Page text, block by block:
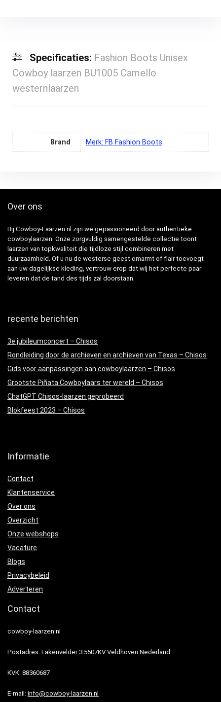
Specificaties: Fashion Boots Unisex
Cowboy laarzen BU1005 Camello
westernlaarzen
Brand Merk: FB Fashion Boots
Over ons
Bij Cowboy-Laarzen.nl zijn we gepassioneerd door authentieke
cowboylaarzen. Onze zorgvuldig samengestelde collectie toont
laarzen van topkwaliteit die tijdloze stijl combineren met
duurzaamheid. Of u nu de westerse geest omarmt of flair toevoegt
aan uw dagelijkse kleding, vertrouw erop dat wij het perfecte paar
leveren dat de tand des tijds zal doorstaan.
recente berichten
3e jubileumconcert – Chisos
Rondleiding door de archieven en archieven van Texas – Chisos
Gids voor aanpassingen aan cowboylaarzen – Chisos
Grootste Piñata Cowboylaars ter wereld – Chisos
ChatGPT Chisos-laarzen geprobeerd
Blokfeest 2023 – Chisos
Informatie
Contact
Klantenservice
Over ons
Overzicht
Onze webshops
Vacature
Blogs
Privacybeleid
Adverteren
Contact
cowboy-laarzen.nl
Postadres: Lakenvelder 3 5507KV Veldhoven Nederland
KVK: 88360687
E-mail: info@cowboy-laarzen.nl